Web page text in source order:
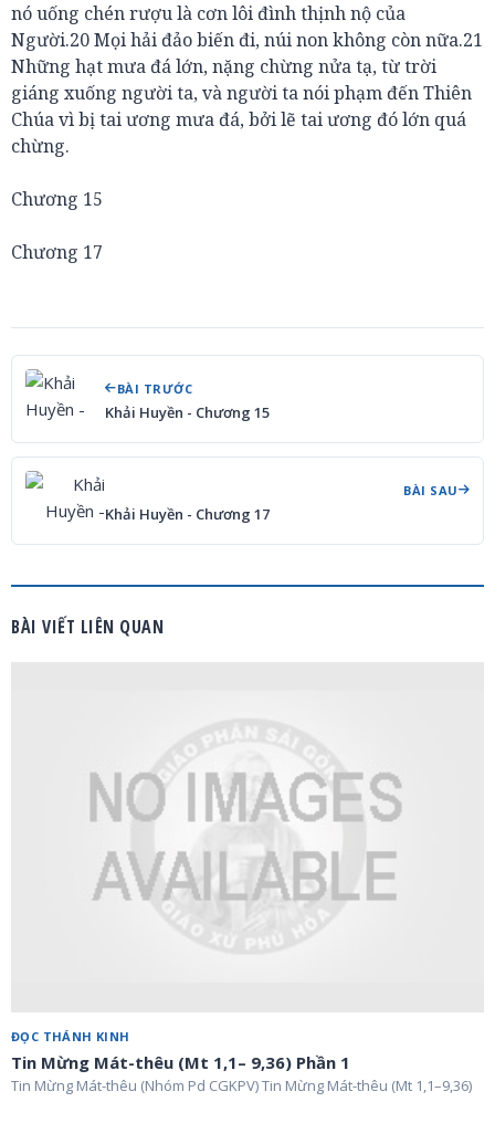
nó uống chén rượu là cơn lôi đình thịnh nộ của
Người.20 Mọi hải đảo biến đi, núi non không còn nữa.21
Những hạt mưa đá lớn, nặng chừng nửa tạ, từ trời
giáng xuống người ta, và người ta nói phạm đến Thiên
Chúa vì bị tai ương mưa đá, bởi lẽ tai ương đó lớn quá
chừng.
Chương 15
Chương 17
BÀI TRƯỚC
Khải Huyền - Chương 15
BÀI SAU
Khải Huyền - Chương 17
BÀI VIẾT LIÊN QUAN
ĐỌC THÁNH KINH
Tin Mừng Mát-thêu (Mt 1,1– 9,36) Phần 1
Tin Mừng Mát-thêu (Nhóm Pd CGKPV) Tin Mừng Mát-thêu (Mt 1,1–9,36)